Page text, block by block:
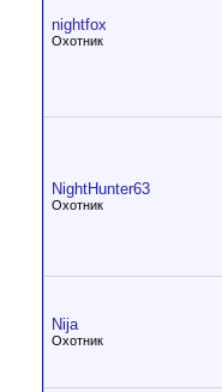
nightfox
Охотник
NightHunter63
Охотник
Nija
Охотник